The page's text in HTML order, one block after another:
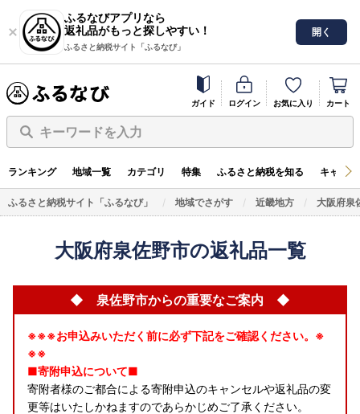
ふるなびアプリなら
返礼品がもっと探しやすい！
ふるさと納税サイト「ふるなび」
開く
ガイド ログイン お気に入り カート
キーワードを入力
ランキング 地域一覧 カテゴリ 特集 ふるさと納税を知る キャン
ふるさと納税サイト「ふるなび」 地域でさがす 近畿地方 大阪府泉
大阪府泉佐野市の返礼品一覧
◆ 泉佐野市からの重要なご案内 ◆
※※※お申込みいただく前に必ず下記をご確認ください。※
※※
■寄附申込について■
寄附者様のご都合による寄附申込のキャンセルや返礼品の変
更等はいたしかねますのであらかじめご了承ください。